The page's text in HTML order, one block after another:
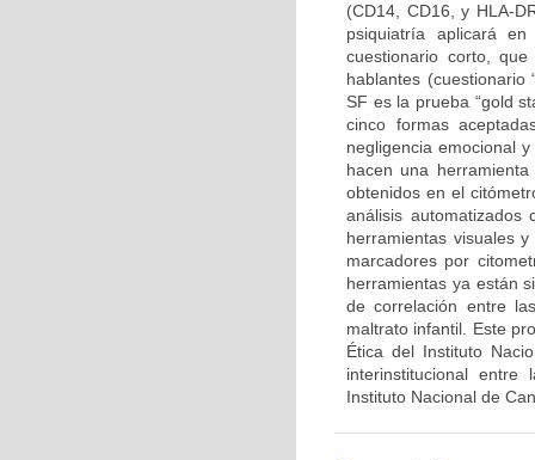
(CD14, CD16, y HLA-
psiquiatría aplicará
cuestionario corto,
hablantes (cuestionario
SF es la prueba “gold
cinco formas
negligencia emocional
hacen una
obtenidos en el
análisis automatizados
herramientas visuales
marcadores por
herramientas ya están
de correlación entre
maltrato infantil. Este
Ética del Instituto
interinstitucional entre
Instituto Nacional de